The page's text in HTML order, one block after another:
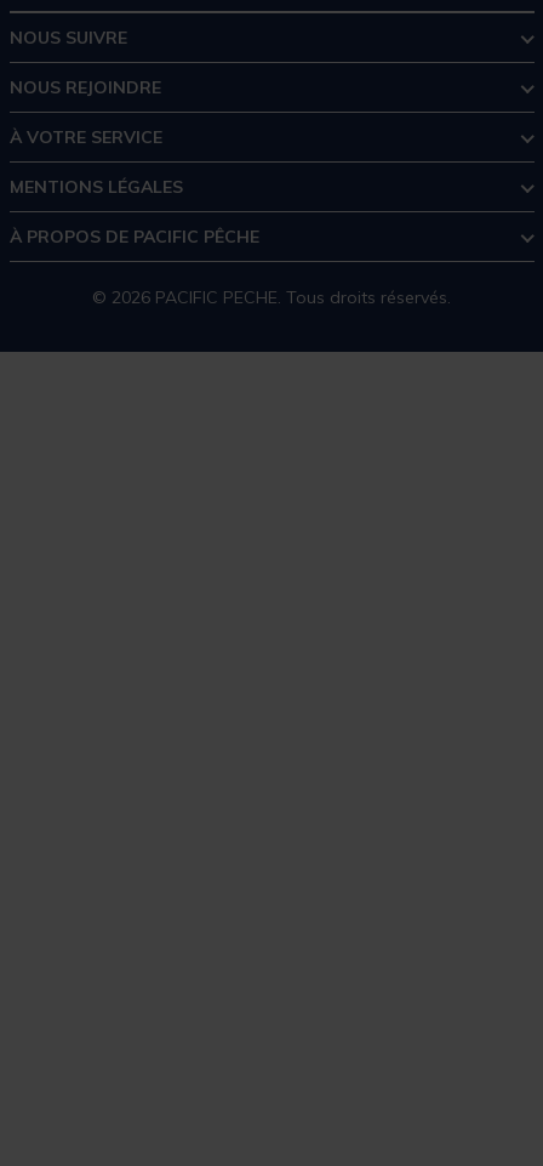
NOUS SUIVRE
NOUS REJOINDRE
À VOTRE SERVICE
MENTIONS LÉGALES
À PROPOS DE PACIFIC PÊCHE
© 2026 PACIFIC PECHE. Tous droits réservés.